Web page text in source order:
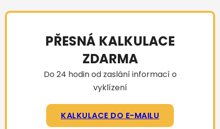
PŘESNÁ KALKULACE
ZDARMA
Do 24 hodin od zaslání informací o
vyklízení
KALKULACE DO E-MAILU